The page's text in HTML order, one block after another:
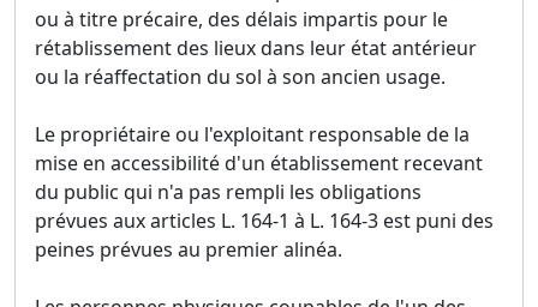
ou à titre précaire, des délais impartis pour le
rétablissement des lieux dans leur état antérieur
ou la réaffectation du sol à son ancien usage.
Le propriétaire ou l'exploitant responsable de la
mise en accessibilité d'un établissement recevant
du public qui n'a pas rempli les obligations
prévues aux articles L. 164-1 à L. 164-3 est puni des
peines prévues au premier alinéa.